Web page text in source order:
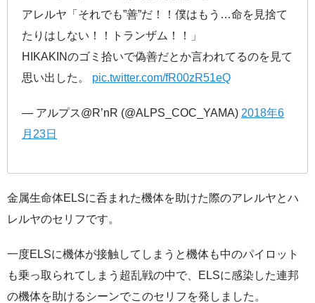
アレルヤ「それでも”善”だ！！僕はもう…命を見捨て
たりはしない！！トランザム！！」
HIKAKINのゴミ拾いで偽善だとか言われてるのを見て
思い出した。 pic.twitter.com/fR00zR51eQ
— アルプス@R’nR (@ALPS_COC_YAMA) 2018年6
月23日
金属生命体ELSに呑まれた機体を助けた際のアレルヤとハ
レルヤのセリフです。
一度ELSに機体が接触してしまうと機体も中のパイロット
も乗っ取られてしまう超乱戦の中で、ELSに感染した連邦
の機体を助けるシーンでこのセリフを発しました。